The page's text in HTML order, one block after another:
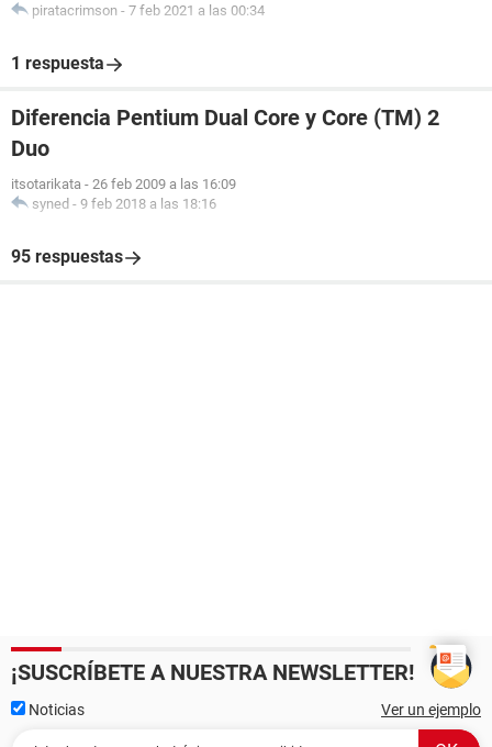
piratacrimson - 7 feb 2021 a las 00:34
1 respuesta
Diferencia Pentium Dual Core y Core (TM) 2
Duo
itsotarikata - 26 feb 2009 a las 16:09
syned - 9 feb 2018 a las 18:16
95 respuestas
¡SUSCRÍBETE A NUESTRA NEWSLETTER!
Noticias Ver un ejemplo